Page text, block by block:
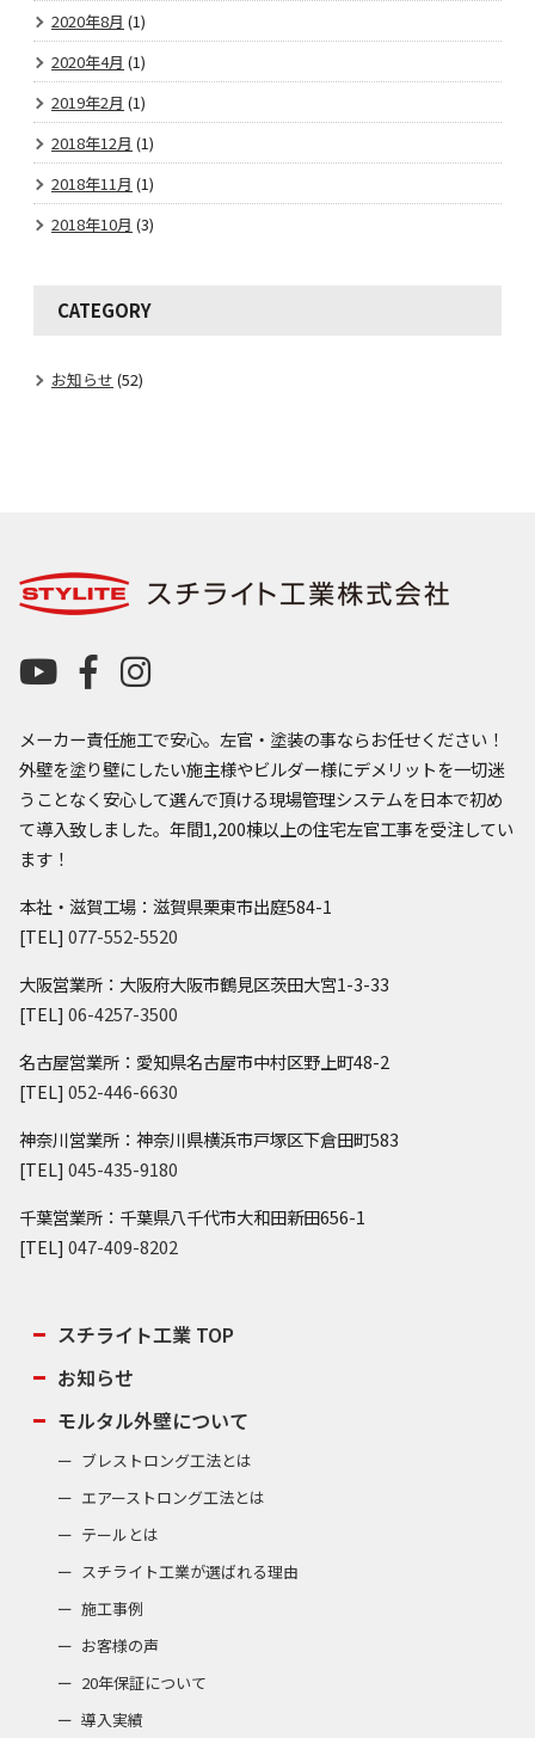
2020年8月 (1)
2020年4月 (1)
2019年2月 (1)
2018年12月 (1)
2018年11月 (1)
2018年10月 (3)
CATEGORY
お知らせ (52)
メーカー責任施工で安心。左官・塗装の事ならお任せください！
外壁を塗り壁にしたい施主様やビルダー様にデメリットを一切迷
うことなく安心して選んで頂ける現場管理システムを日本で初め
て導入致しました。年間1,200棟以上の住宅左官工事を受注してい
ます！
本社・滋賀工場：滋賀県栗東市出庭584-1
[TEL] 077-552-5520
大阪営業所：大阪府大阪市鶴見区茨田大宮1-3-33
[TEL] 06-4257-3500
名古屋営業所：愛知県名古屋市中村区野上町48-2
[TEL] 052-446-6630
神奈川営業所：神奈川県横浜市戸塚区下倉田町583
[TEL] 045-435-9180
千葉営業所：千葉県八千代市大和田新田656-1
[TEL] 047-409-8202
スチライト工業 TOP
お知らせ
モルタル外壁について
ブレストロング工法とは
エアーストロング工法とは
テールとは
スチライト工業が選ばれる理由
施工事例
お客様の声
20年保証について
導入実績